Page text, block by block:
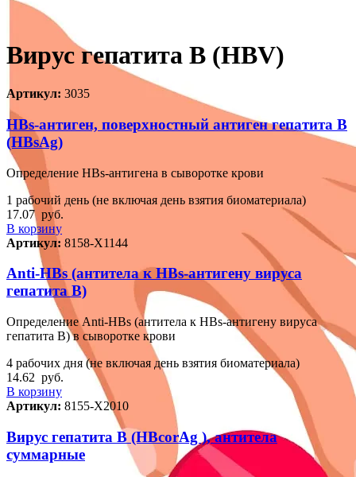
Вирус гепатита B (HBV)
Артикул: 3035
HBs-антиген, поверхностный антиген гепатита B
(HBsAg)
Определение HBs-антигена в сыворотке крови
1 рабочий день (не включая день взятия биоматериала)
17.07 руб.
В корзину
Артикул: 8158-Х1144
Anti-HBs (антитела к HBs-антигену вируса
гепатита B)
Определение Anti-HBs (антитела к HBs-антигену вируса
гепатита B) в сыворотке крови
4 рабочих дня (не включая день взятия биоматериала)
14.62 руб.
В корзину
Артикул: 8155-Х2010
Вирус гепатита B (HBcorAg ), антитела
суммарные